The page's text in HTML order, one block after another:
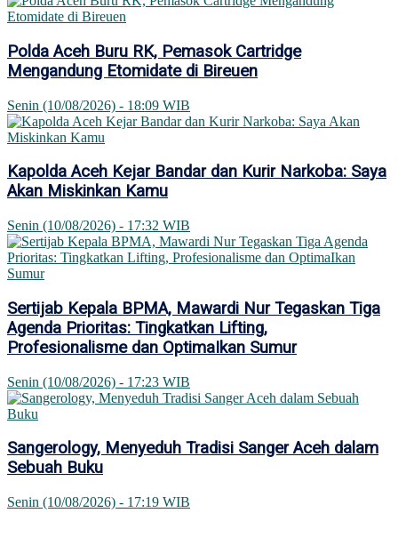
Polda Aceh Buru RK, Pemasok Cartridge
Mengandung Etomidate di Bireuen
Senin (10/08/2026) - 18:09 WIB
Kapolda Aceh Kejar Bandar dan Kurir Narkoba: Saya
Akan Miskinkan Kamu
Senin (10/08/2026) - 17:32 WIB
Sertijab Kepala BPMA, Mawardi Nur Tegaskan Tiga
Agenda Prioritas: Tingkatkan Lifting,
Profesionalisme dan OptimaIkan Sumur
Senin (10/08/2026) - 17:23 WIB
Sangerology, Menyeduh Tradisi Sanger Aceh dalam
Sebuah Buku
Senin (10/08/2026) - 17:19 WIB